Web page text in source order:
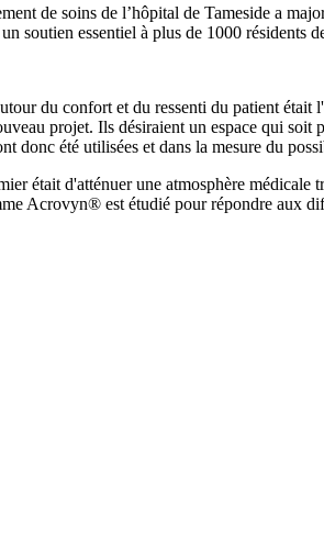
de soins de l’hôpital de Tameside a
soutien essentiel à plus de 1000 résidents
du confort et du ressenti du patient
projet. Ils désiraient un espace qui
donc été utilisées et dans la mesure du
était d'atténuer une atmosphère
Acrovyn® est étudié pour répondre aux